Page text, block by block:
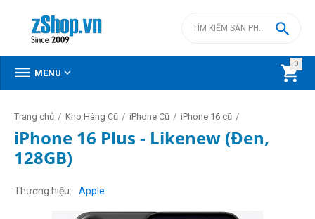
0


 MENU 
Trang chủ / Kho Hàng Cũ / iPhone Cũ / iPhone 16 cũ /
iPhone 16 Plus - Likenew (Đen,
128GB)
Thương hiệu Apple